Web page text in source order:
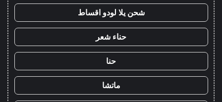
شحن يلا لودو اقساط
حناء شعر
حنا
ماتشا